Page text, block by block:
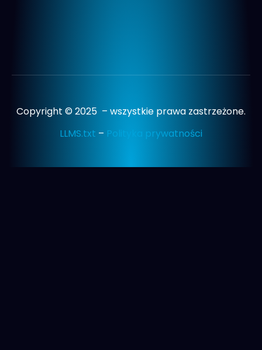
Copyright © 2025 – wszystkie prawa zastrzeżone.
LLMS.txt – Polityka prywatności